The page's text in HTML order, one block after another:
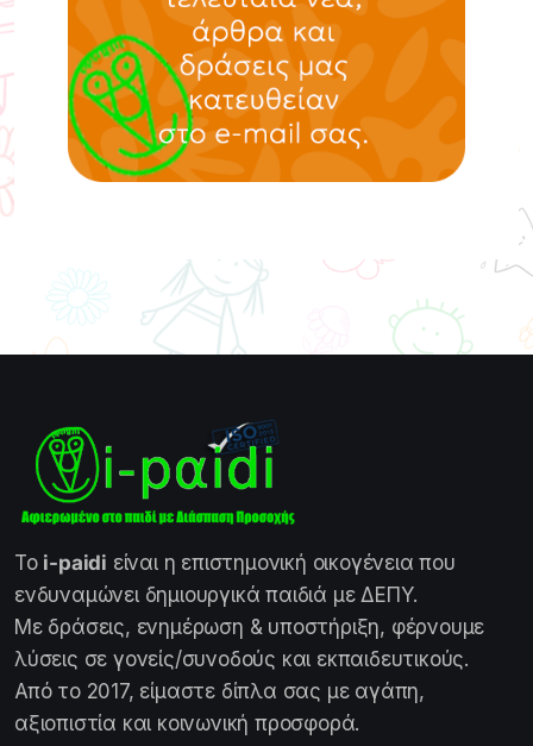
Το i-paidi είναι η επιστημονική οικογένεια που
ενδυναμώνει δημιουργικά παιδιά με ΔΕΠΥ.
Με δράσεις, ενημέρωση & υποστήριξη, φέρνουμε
λύσεις σε γονείς/συνοδούς και εκπαιδευτικούς.
Από το 2017, είμαστε δίπλα σας με αγάπη,
αξιοπιστία και κοινωνική προσφορά.